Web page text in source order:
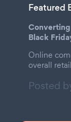
Featured
Black
Online
overall
Posted